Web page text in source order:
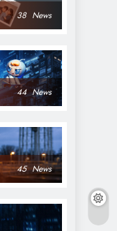
38 News
44 News
45 News